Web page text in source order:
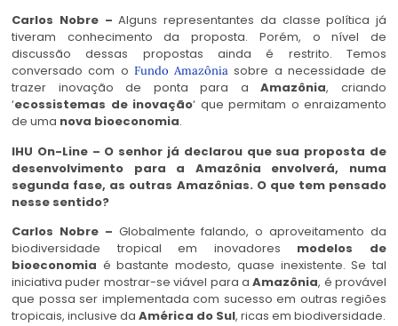
Carlos Nobre – Alguns representantes da classe política já
tiveram conhecimento da proposta. Porém, o nível de
discussão dessas propostas ainda é restrito. Temos
conversado com o Fundo Amazônia sobre a necessidade de
trazer inovação de ponta para aAmazônia, criando
‘ecossistemas de inovação‘ que permitam o enraizamento
de uma nova bioeconomia.
IHU On-Line – O senhor já declarou que sua proposta de
desenvolvimento para a Amazônia envolverá, numa
segunda fase, as outras Amazônias. O que tem pensado
nesse sentido?
Carlos Nobre – Globalmente falando, o aproveitamento da
biodiversidade tropical em inovadores modelos de
bioeconomia é bastante modesto, quase inexistente. Se tal
iniciativa puder mostrar-se viável para aAmazônia, é provável
que possa ser implementada com sucesso em outras regiões
tropicais, inclusive da América do Sul, ricas em biodiversidade.